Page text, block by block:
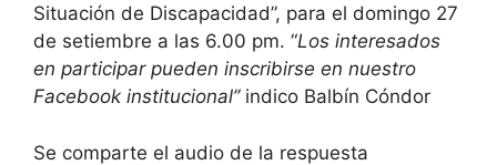
Situación de Discapacidad”, para el domingo 27
de setiembre a las 6.00 pm. “Los interesados
en participar pueden inscribirse en nuestro
Facebook institucional” indico Balbín Cóndor
Se comparte el audio de la respuesta